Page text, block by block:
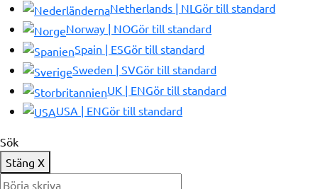
Netherlands | NL Gör till standard
Norway | NOGör till standard
Spain | ESGör till standard
Sweden | SVGör till standard
UK | ENGör till standard
USA | ENGör till standard
Sök
Stäng X